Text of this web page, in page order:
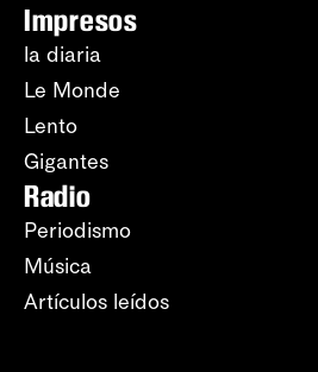
Impresos
la diaria
Le Monde
Lento
Gigantes
Radio
Periodismo
Música
Artículos leídos